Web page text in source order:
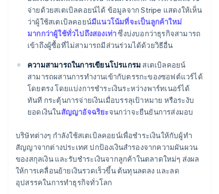
จ่ายด้วยสเตเบิลคอยน์ได้ ข้อมูลจาก Stripe แสดงให้เห็น
ว่าผู้ใช้สเตเบิลคอยน์มีแนวโน้มที่จะเป็นลูกค้าใหม่
มากกว่าผู้ใช้ทั่วไปถึงสองเท่าซึ่งบ่งบอกว่าธุรกิจสามารถ
เข้าถึงผู้ซื้อที่ไม่สามารถมีส่วนร่วมได้ด้วยวิธีอื่น
ความสามารถในการเขียนโปรแกรม สเตเบิลคอยน์
สามารถผสานการทำงานเข้ากับตรรกะของซอฟต์แวร์ได้
โดยตรง โดยแบ่งการชำระเงินระหว่างพาร์ทเนอร์ได้
ทันที กระตุ้นการจ่ายเงินเมื่อบรรลุเป้าหมาย หรือระงับ
ยอดเงินในสัญญาอัจฉริยะจนกว่าจะยืนยันการส่งมอบ
บริษัทต่างๆ กำลังใช้สเตเบิลคอยน์เพื่อชำระเงินให้กับผู้ทำ
สัญญาจากต่างประเทศ ปกป้องเงินสำรองจากความผันผวน
ของสกุลเงิน และรับชำระเงินจากลูกค้าในตลาดใหม่ๆ ส่งผล
ให้การเคลื่อนย้ายเงินรวดเร็วขึ้น ต้นทุนลดลง และลด
อุปสรรคในการทำธุรกิจทั่วโลก